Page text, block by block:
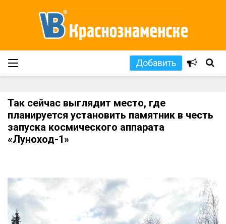
Добавить
Так сейчас выглядит место, где
планируется установить памятник в честь
запуска космического аппарата
«Луноход-1»